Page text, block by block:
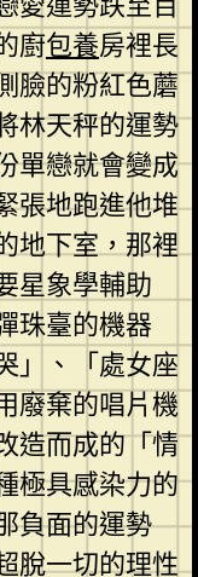
廚包養房裡長
臉的粉紅色蘑
林天秤的運勢
單戀就會變成
張地跑進他堆
地下室，那裡
星象學輔助
珠臺的機器
」、「處女座
廢棄的唱片機
造而成的「情
極具感染力的
負面的運勢
脫一切的理性